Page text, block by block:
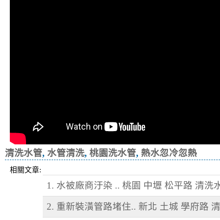
清洗水管, 水管清洗, 桃園洗水管, 熱水忽冷忽熱
相關文章:
1. 水被廠商汙染 .. 桃園 中壢 松平路 清洗
2. 重新裝潢管路堵住.. 新北 土城 學府路